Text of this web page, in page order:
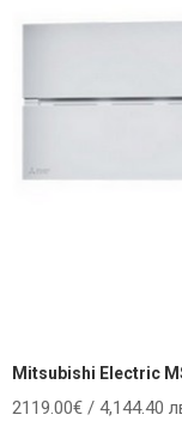
Mitsubishi Electric
2119.00€ / 4,144.40